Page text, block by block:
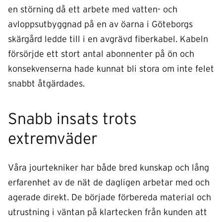
en störning då ett arbete med vatten- och
avloppsutbyggnad på en av öarna i Göteborgs
skärgård ledde till i en avgrävd fiberkabel. Kabeln
försörjde ett stort antal abonnenter på ön och
konsekvenserna hade kunnat bli stora om inte felet
snabbt åtgärdades.
Snabb insats trots
extremväder
Våra jourtekniker har både bred kunskap och lång
erfarenhet av de nät de dagligen arbetar med och
agerade direkt. De började förbereda material och
utrustning i väntan på klartecken från kunden att